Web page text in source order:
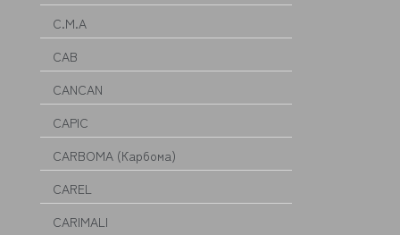
C.M.A
CAB
CANCAN
CAPIC
CARBOMA (Карбома)
CAREL
CARIMALI